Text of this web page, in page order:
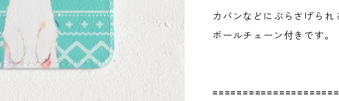
カバンなどにぶらさげられ
ボールチェーン付きです。